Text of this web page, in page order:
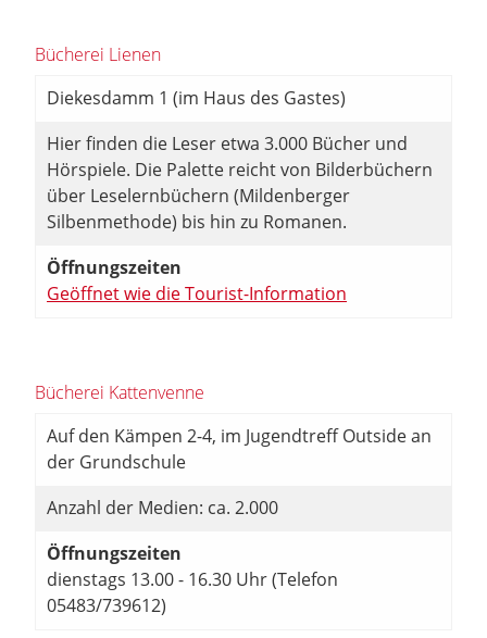
Bücherei Lienen
Diekesdamm 1 (im Haus des Gastes)
Hier finden die Leser etwa 3.000 Bücher und
Hörspiele. Die Palette reicht von Bilderbüchern
über Leselernbüchern (Mildenberger
Silbenmethode) bis hin zu Romanen.
Öffnungszeiten
Geöffnet wie die Tourist-Information
Bücherei Kattenvenne
Auf den Kämpen 2-4, im Jugendtreff Outside an
der Grundschule
Anzahl der Medien: ca. 2.000
Öffnungszeiten
dienstags 13.00 - 16.30 Uhr (Telefon
05483/739612)